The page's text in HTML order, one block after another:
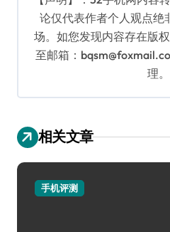
论仅代表作者个人观点绝
场。如您发现内容存在版
至邮箱：
理。
相关文章
手机评测